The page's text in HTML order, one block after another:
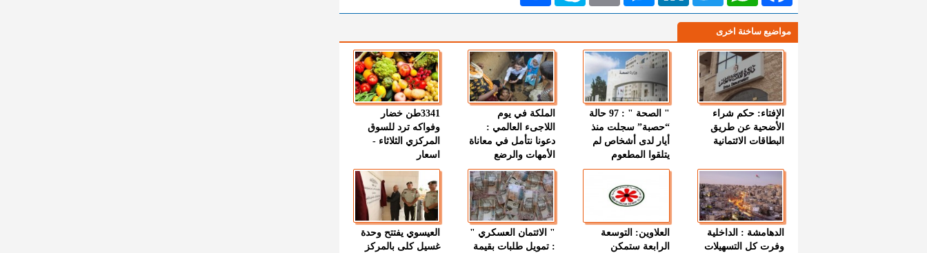
مواضيع ساخنة اخرى
الإفتاء: حكم شراء
الأضحية عن طريق
البطاقات الائتمانية
" الصحة " : 97 حالة
“حصبة” سجلت منذ
أيار لدى أشخاص لم
يتلقوا المطعوم
الملكة في يوم
اللاجىء العالمي :
دعونا نتأمل في معاناة
الأمهات والرضع
3341طن خضار
وفواكه ترد للسوق
المركزي الثلاثاء -
اسعار
الدهامشة : الداخلية
وفرت كل التسهيلات
العلاوين: التوسعة
الرابعة ستمكن
" الائتمان العسكري "
: تمويل طلبات بقيمة
العيسوي يفتتح وحدة
غسيل كلى بالمركز